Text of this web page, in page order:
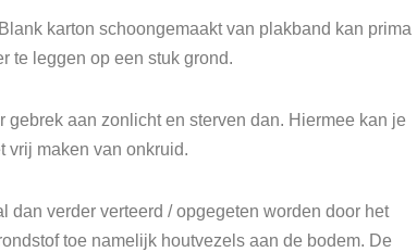
karton schoongemaakt van plakband kan prima
te leggen op een stuk grond.
aan zonlicht en sterven dan. Hiermee kan je
vrij maken van onkruid.
dan verder verteerd / opgegeten worden door het
toe namelijk houtvezels aan de bodem. De